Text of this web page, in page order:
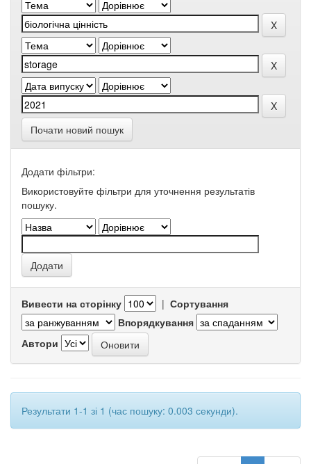
Почати новий пошук
Додати фільтри:
Використовуйте фільтри для уточнення результатів
пошуку.
Вивести на сторінку | Сортування
Впорядкування
Автори
Результати 1-1 зі 1 (час пошуку: 0.003 секунди).